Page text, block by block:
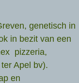
genetisch in
in bezit van een
pizzeria,
Apel bv).
en